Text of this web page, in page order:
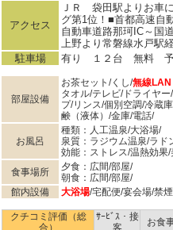
アクセス
ＪＲ 袋田駅よりお車
グ第1位！■首都高速自
自動車道路那珂IC～国
上野より常磐線水戸駅
駐車場
有り １２台 無料 予
部屋設備
お茶セット/くし/無線LAN
タオル/テレビ/ドライヤ
プ/リンス/個別空調/冷蔵
鹸（液体）/金庫/電話/
お風呂
種類：人工温泉/大浴場/
泉質：ラジウム温泉/ラド
効能：ストレス/温熱効果
食事場所
夕食：広間/部屋/
朝食：広間/部屋/
館内設備
大浴場/宅配便/宴会場/禁
クチコミ評価（総
合）
ｻｰﾋﾞｽ・接
客
お食